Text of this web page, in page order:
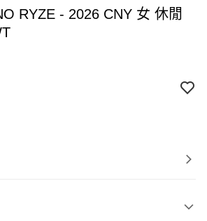
RYZE - 2026 CNY 女 休閒